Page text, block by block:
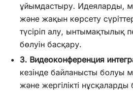
ұйымдастыру. Идеяларды,
және жақын көрсету
түсіріп алу, ынтымақтылық
бөлуін басқару.
3. Видеоконференция
кезінде байланысты болуы
және жергілікті нұсқаларды